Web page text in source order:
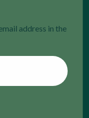
address in the